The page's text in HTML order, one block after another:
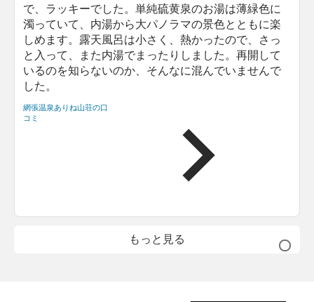
で、ラッキーでした。単純硫黄泉のお湯は薄緑色に
濁っていて、内湯から大パノラマの景色とともに楽
しめます。露天風呂は小さく、熱かったので、さっ
と入って、また内湯でまったりしました。再開して
いるのを知らないのか、そんなに混んでいませんで
した。
網張温泉ありね山荘の口
コミ
もっと見る